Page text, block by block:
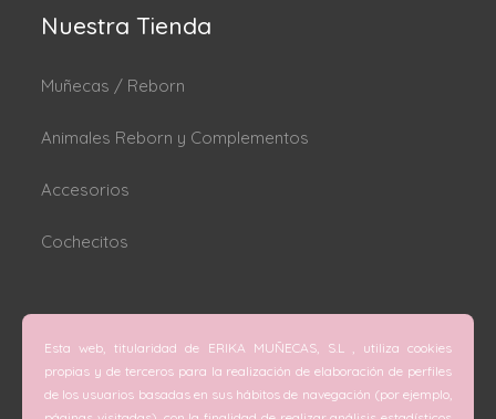
Nuestra Tienda
Muñecas / Reborn
Animales Reborn y Complementos
Accesorios
Cochecitos
C/ San Vicente Mártir nº 74 (Valencia).
C/ Doctor Melis nº 6 (Grao de Gandía).
Esta web, titularidad de ERIKA MUÑECAS, S.L , utiliza cookies
propias y de terceros para la realización de elaboración de perfiles
de los usuarios basadas en sus hábitos de navegación (por ejemplo,